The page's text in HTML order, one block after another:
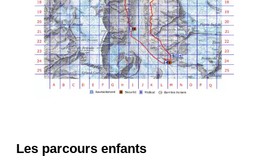
Les parcours enfants